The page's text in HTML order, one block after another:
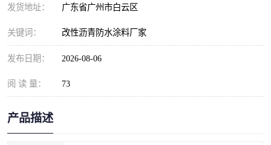
发货地址： 广东省广州市白云区
关键词： 改性沥青防水涂料厂家
发布日期： 2026-08-06
阅 读 量： 73
产品描述